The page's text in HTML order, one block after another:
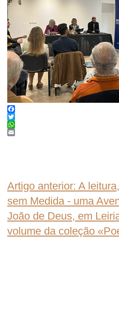
Facebook
Twitter
WhatsApp
Artigo anterior: A
sem Medida - uma
João de Deus, em
volume da coleção